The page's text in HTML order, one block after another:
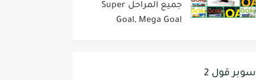
جميع المراحل Super
Goal, Mega Goal
سوبر قول 2